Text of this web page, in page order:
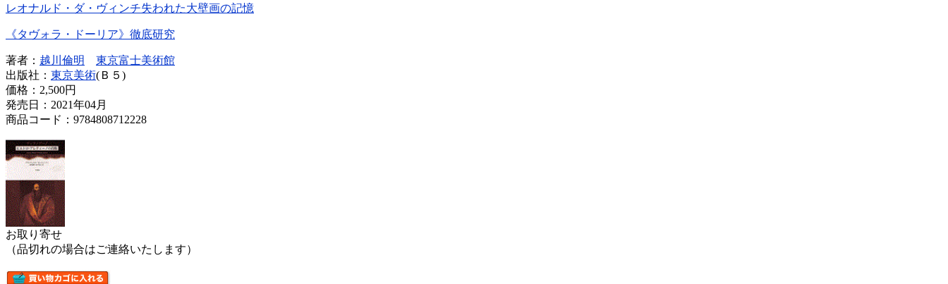
レオナルド・ダ・ヴィンチ失われた大壁画の記憶
《タヴォラ・ドーリア》徹底研究
著者： 越川倫明
東京富士美術館
出版社： 東京美術(Ｂ５)
価格： 2,500円
発売日：2021年04月
商品コード：9784808712228
お取り寄せ
（品切れの場合はご連絡いたします）